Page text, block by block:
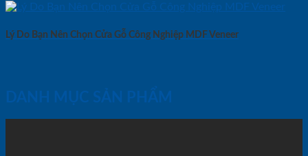
Lý Do Bạn Nên Chọn Cửa Gỗ Công Nghiệp MDF Veneer
DANH MỤC SẢN PHẨM